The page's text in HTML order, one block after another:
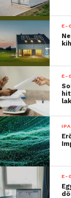
A
44%-a
belül az
Az ország
hozzátette: az
növekedni fog
szinten pozitív
E-
E-
E-